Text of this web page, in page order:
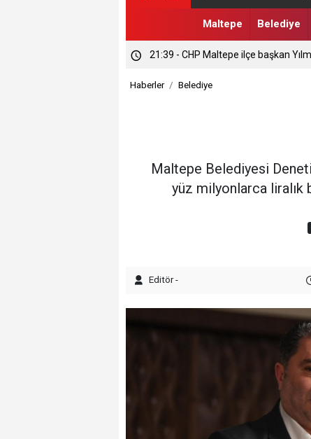
Maltepe Belediye
21:39 - CHP Maltepe ilçe başkan
Haberler Belediye
Maltepe Belediyesi
yüz milyonlarca liralık
Editör -